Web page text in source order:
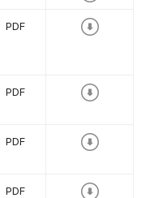
PDF
PDF
PDF
PDF